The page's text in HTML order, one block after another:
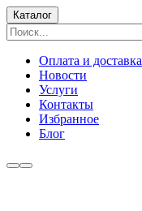
Каталог
Оплата и доставка
Новости
Услуги
Контакты
Избранное
Блог